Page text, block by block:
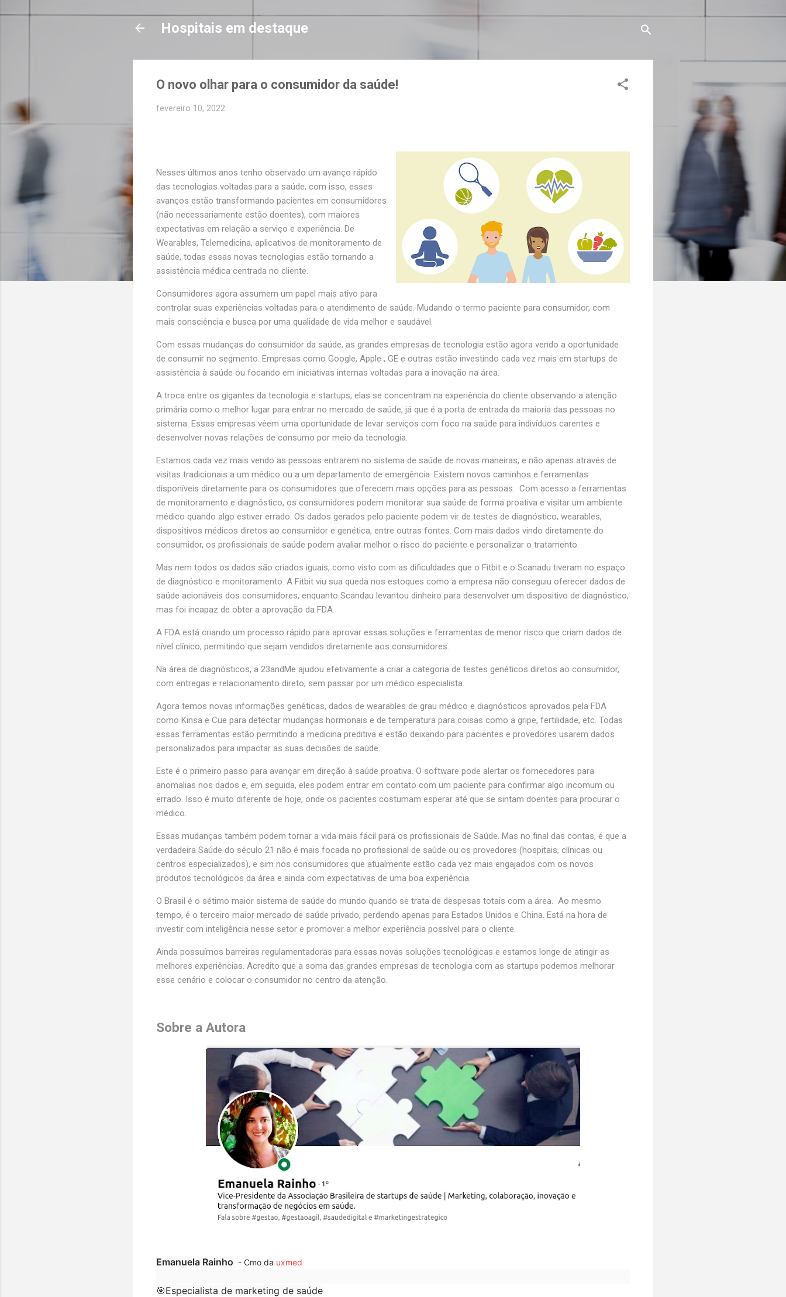
Pular para o conteúdo principal
Hospitais em destaque
O novo olhar para o consumidor da saúde!
fevereiro 10, 2022
Nesses últimos anos tenho observado um avanço rápido
das tecnologias voltadas para a saúde, com isso, esses
avanços estão transformando pacientes em consumidores
(não necessariamente estão doentes), com maiores
expectativas em relação a serviço e experiência. De
Wearables, Telemedicina, aplicativos de monitoramento de
saúde, todas essas novas tecnologias estão tornando a
assistência médica centrada no cliente.
Consumidores agora assumem um papel mais ativo para
controlar suas experiências voltadas para o atendimento de saúde. Mudando o termo paciente para consumidor, com
mais consciência e busca por uma qualidade de vida melhor e saudável.
Com essas mudanças do consumidor da saúde, as grandes empresas de tecnologia estão agora vendo a oportunidade
de consumir no segmento. Empresas como Google, Apple , GE e outras estão investindo cada vez mais em startups de
assistência à saúde ou focando em iniciativas internas voltadas para a inovação na área.
A troca entre os gigantes da tecnologia e startups, elas se concentram na experiência do cliente observando a atenção
primária como o melhor lugar para entrar no mercado de saúde, já que é a porta de entrada da maioria das pessoas no
sistema. Essas empresas vêem uma oportunidade de levar serviços com foco na saúde para indivíduos carentes e
desenvolver novas relações de consumo por meio da tecnologia.
Estamos cada vez mais vendo as pessoas entrarem no sistema de saúde de novas maneiras, e não apenas através de
visitas tradicionais a um médico ou a um departamento de emergência. Existem novos caminhos e ferramentas
disponíveis diretamente para os consumidores que oferecem mais opções para as pessoas. Com acesso a ferramentas
de monitoramento e diagnóstico, os consumidores podem monitorar sua saúde de forma proativa e visitar um ambiente
médico quando algo estiver errado. Os dados gerados pelo paciente podem vir de testes de diagnóstico, wearables,
dispositivos médicos diretos ao consumidor e genética, entre outras fontes. Com mais dados vindo diretamente do
consumidor, os profissionais de saúde podem avaliar melhor o risco do paciente e personalizar o tratamento.
Mas nem todos os dados são criados iguais, como visto com as dificuldades que o Fitbit e o Scanadu tiveram no espaço
de diagnóstico e monitoramento. A Fitbit viu sua queda nos estoques como a empresa não conseguiu oferecer dados de
saúde acionáveis dos consumidores, enquanto Scandau levantou dinheiro para desenvolver um dispositivo de diagnóstico,
mas foi incapaz de obter a aprovação da FDA.
A FDA está criando um processo rápido para aprovar essas soluções e ferramentas de menor risco que criam dados de
nível clínico, permitindo que sejam vendidos diretamente aos consumidores.
Na área de diagnósticos, a 23andMe ajudou efetivamente a criar a categoria de testes genéticos diretos ao consumidor,
com entregas e relacionamento direto, sem passar por um médico especialista.
Agora temos novas informações genéticas, dados de wearables de grau médico e diagnósticos aprovados pela FDA
como Kinsa e Cue para detectar mudanças hormonais e de temperatura para coisas como a gripe, fertilidade, etc. Todas
essas ferramentas estão permitindo a medicina preditiva e estão deixando para pacientes e provedores usarem dados
personalizados para impactar as suas decisões de saúde.
Este é o primeiro passo para avançar em direção à saúde proativa. O software pode alertar os fornecedores para
anomalias nos dados e, em seguida, eles podem entrar em contato com um paciente para confirmar algo incomum ou
errado. Isso é muito diferente de hoje, onde os pacientes costumam esperar até que se sintam doentes para procurar o
médico.
Essas mudanças também podem tornar a vida mais fácil para os profissionais de Saúde. Mas no final das contas, é que a
verdadeira Saúde do século 21 não é mais focada no profissional de saúde ou os provedores (hospitais, clínicas ou
centros especializados), e sim nos consumidores que atualmente estão cada vez mais engajados com os novos
produtos tecnológicos da área e ainda com expectativas de uma boa experiência.
O Brasil é o sétimo maior sistema de saúde do mundo quando se trata de despesas totais com a área. Ao mesmo
tempo, é o terceiro maior mercado de saúde privado, perdendo apenas para Estados Unidos e China. Está na hora de
investir com inteligência nesse setor e promover a melhor experiência possível para o cliente.
Ainda possuímos barreiras regulamentadoras para essas novas soluções tecnológicas e estamos longe de atingir as
melhores experiências. Acredito que a soma das grandes empresas de tecnologia com as startups podemos melhorar
esse cenário e colocar o consumidor no centro da atenção.
Sobre a Autora
Emanuela Rainho - Cmo da uxmed
🎯Especialista de marketing de saúde